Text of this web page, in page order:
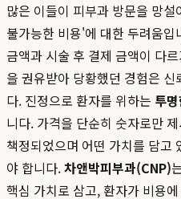
많은 이들이 피부과 방문을 망
불가능한 비용'에 대한 두려움
금액과 시술 후 결제 금액이 다
을 권유받아 당황했던 경험은
다. 진정으로 환자를 위하는 투
니다. 가격을 단순히 숫자로만
책정되었으며 어떤 가치를 담고
야 합니다.차앤박피부과(CNP)
핵심 가치로 삼고, 환자가 비용